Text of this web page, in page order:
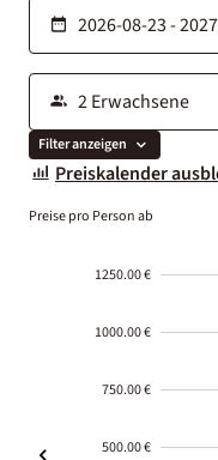
Filter anzeigen
Preiskalender
Preise pro Person ab
1250.00 €
1000.00 €
750.00 €
500.00 €